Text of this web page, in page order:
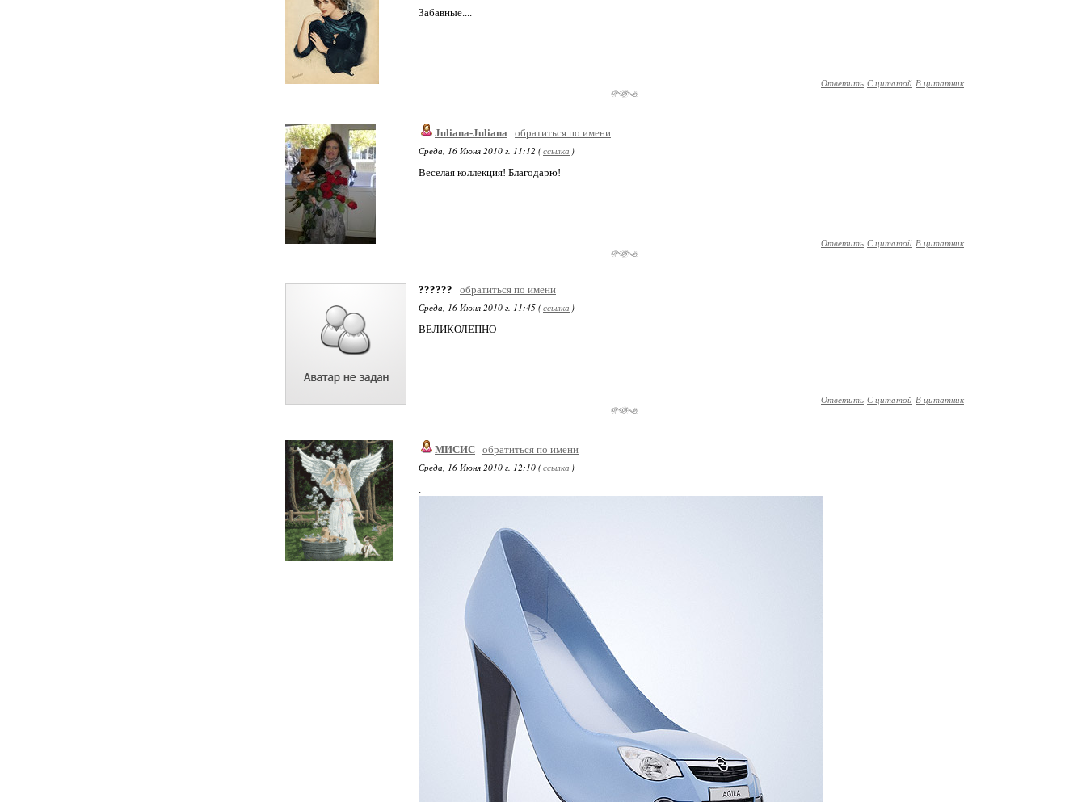
Забавные....
Ответить С цитатой В цитатник
Juliana-Juliana
обратиться по имени
Среда, 16 Июня 2010 г. 11:12 (ссылка )
Веселая коллекция! Благодарю!
Ответить С цитатой В цитатник
??????
обратиться по имени
Среда, 16 Июня 2010 г. 11:45 (ссылка )
ВЕЛИКОЛЕПНО
Ответить С цитатой В цитатник
МИСИС обратиться по имени
Среда, 16 Июня 2010 г. 12:10 (ссылка )
.